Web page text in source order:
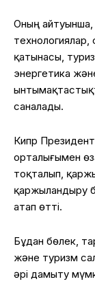
Оның
қатынасы,
энергетика
саналады.
Кипр
орталығымен
тоқталып,
қаржыландыру
атап өтті.
Бұдан бөлек,
және туризм
әрі дамыту